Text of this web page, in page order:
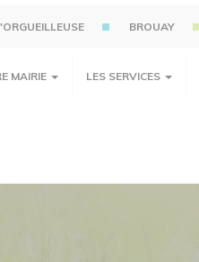
BROUAY
MAIRIE LES SERVICES